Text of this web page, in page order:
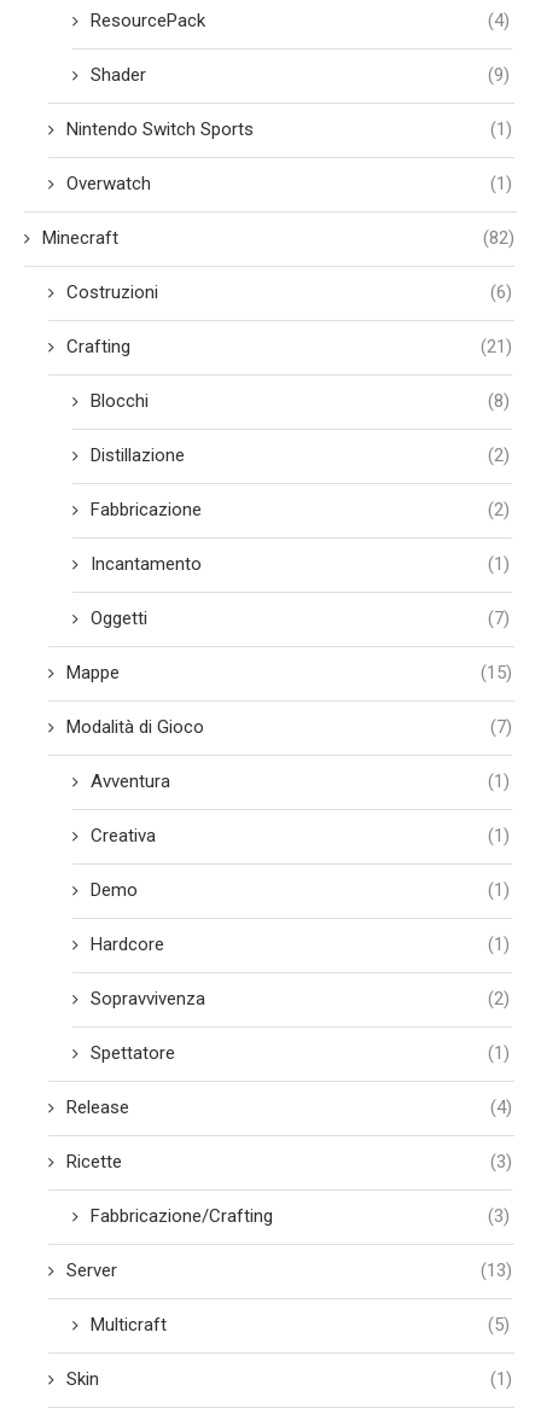
ResourcePack (4)
Shader (9)
Nintendo Switch Sports (1)
Overwatch (1)
Minecraft (82)
Costruzioni (6)
Crafting (21)
Blocchi (8)
Distillazione (2)
Fabbricazione (2)
Incantamento (1)
Oggetti (7)
Mappe (15)
Modalità di Gioco (7)
Avventura (1)
Creativa (1)
Demo (1)
Hardcore (1)
Sopravvivenza (2)
Spettatore (1)
Release (4)
Ricette (3)
Fabbricazione/Crafting (3)
Server (13)
Multicraft (5)
Skin (1)